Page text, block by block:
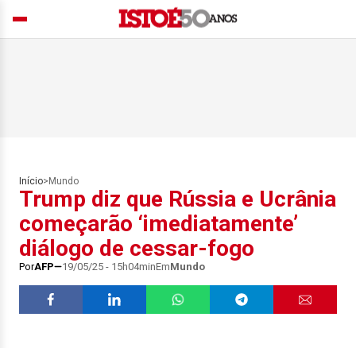
Início> Mundo
Trump diz que Rússia e Ucrânia
começarão ‘imediatamente’
diálogo de cessar-fogo
PorAFP 19/05/25 - 15h04minEmMundo